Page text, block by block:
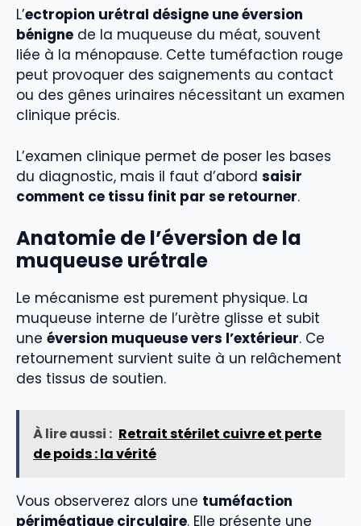
L’ectropion urétral désigne une éversion
bénigne de la muqueuse du méat, souvent
liée à la ménopause. Cette tuméfaction rouge
peut provoquer des saignements au contact
ou des gênes urinaires nécessitant un examen
clinique précis.
L’examen clinique permet de poser les bases
du diagnostic, mais il faut d’abord saisir
comment ce tissu finit par se retourner.
Anatomie de l’éversion de la
muqueuse urétrale
Le mécanisme est purement physique. La
muqueuse interne de l’urètre glisse et subit
une éversion muqueuse vers l’extérieur. Ce
retournement survient suite à un relâchement
des tissus de soutien.
À lire aussi : Retrait stérilet cuivre et perte
de poids : la vérité
Vous observerez alors une tuméfaction
périméatique circulaire. Elle présente une